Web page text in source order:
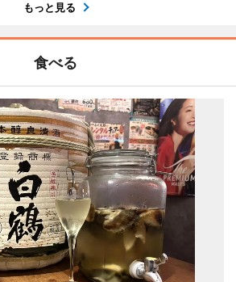
もっと見る
食べる